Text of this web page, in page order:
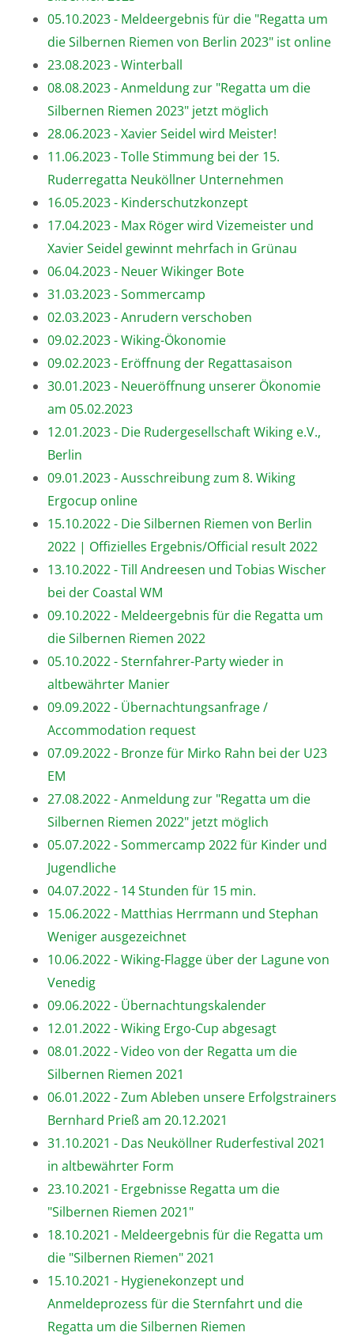
05.10.2023 - Meldeergebnis für die "Regatta um
die Silbernen Riemen von Berlin 2023" ist online
23.08.2023 - Winterball
08.08.2023 - Anmeldung zur "Regatta um die
Silbernen Riemen 2023" jetzt möglich
28.06.2023 - Xavier Seidel wird Meister!
11.06.2023 - Tolle Stimmung bei der 15.
Ruderregatta Neuköllner Unternehmen
16.05.2023 - Kinderschutzkonzept
17.04.2023 - Max Röger wird Vizemeister und
Xavier Seidel gewinnt mehrfach in Grünau
06.04.2023 - Neuer Wikinger Bote
31.03.2023 - Sommercamp
02.03.2023 - Anrudern verschoben
09.02.2023 - Wiking-Ökonomie
09.02.2023 - Eröffnung der Regattasaison
30.01.2023 - Neueröffnung unserer Ökonomie
am 05.02.2023
12.01.2023 - Die Rudergesellschaft Wiking e.V.,
Berlin
09.01.2023 - Ausschreibung zum 8. Wiking
Ergocup online
15.10.2022 - Die Silbernen Riemen von Berlin
2022 | Offizielles Ergebnis/Official result 2022
13.10.2022 - Till Andreesen und Tobias Wischer
bei der Coastal WM
09.10.2022 - Meldeergebnis für die Regatta um
die Silbernen Riemen 2022
05.10.2022 - Sternfahrer-Party wieder in
altbewährter Manier
09.09.2022 - Übernachtungsanfrage /
Accommodation request
07.09.2022 - Bronze für Mirko Rahn bei der U23
EM
27.08.2022 - Anmeldung zur "Regatta um die
Silbernen Riemen 2022" jetzt möglich
05.07.2022 - Sommercamp 2022 für Kinder und
Jugendliche
04.07.2022 - 14 Stunden für 15 min.
15.06.2022 - Matthias Herrmann und Stephan
Weniger ausgezeichnet
10.06.2022 - Wiking-Flagge über der Lagune von
Venedig
09.06.2022 - Übernachtungskalender
12.01.2022 - Wiking Ergo-Cup abgesagt
08.01.2022 - Video von der Regatta um die
Silbernen Riemen 2021
06.01.2022 - Zum Ableben unsere Erfolgstrainers
Bernhard Prieß am 20.12.2021
31.10.2021 - Das Neuköllner Ruderfestival 2021
in altbewährter Form
23.10.2021 - Ergebnisse Regatta um die
"Silbernen Riemen 2021"
18.10.2021 - Meldeergebnis für die Regatta um
die "Silbernen Riemen" 2021
15.10.2021 - Hygienekonzept und
Anmeldeprozess für die Sternfahrt und die
Regatta um die Silbernen Riemen